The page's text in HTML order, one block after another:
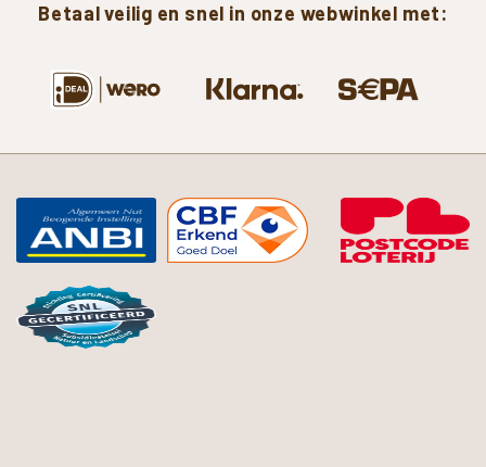
Betaal veilig en snel in onze webwinkel met: